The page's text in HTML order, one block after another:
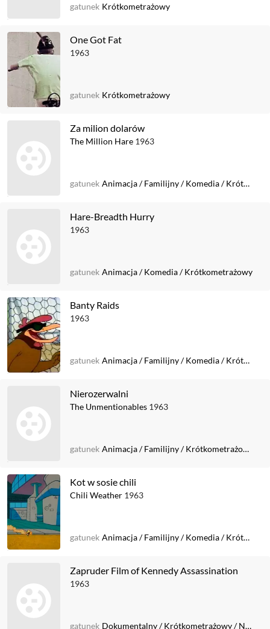
gatunek Krótkometrażowy
One Got Fat
1963
gatunek Krótkometrażowy
Za milion dolarów
The Million Hare 1963
gatunek Animacja/Familijny/Komedia/Krótkometrażowy
Hare-Breadth Hurry
1963
gatunek Animacja/Komedia/Krótkometrażowy
Banty Raids
1963
gatunek Animacja/Familijny/Komedia/Krótkometrażowy
Nierozerwalni
The Unmentionables 1963
gatunek Animacja/Familijny/Krótkometrażowy
Kot w sosie chili
Chili Weather 1963
gatunek Animacja/Familijny/Komedia/Krótkometrażowy
Zapruder Film of Kennedy Assassination
1963
gatunek Dokumentalny/Krótkometrażowy/Niemy